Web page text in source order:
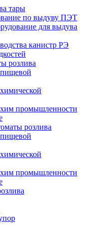
тары
по выдуву ПЭТ
для выдува
канистр РЭ
розлива
промышленности
розлива
промышленности